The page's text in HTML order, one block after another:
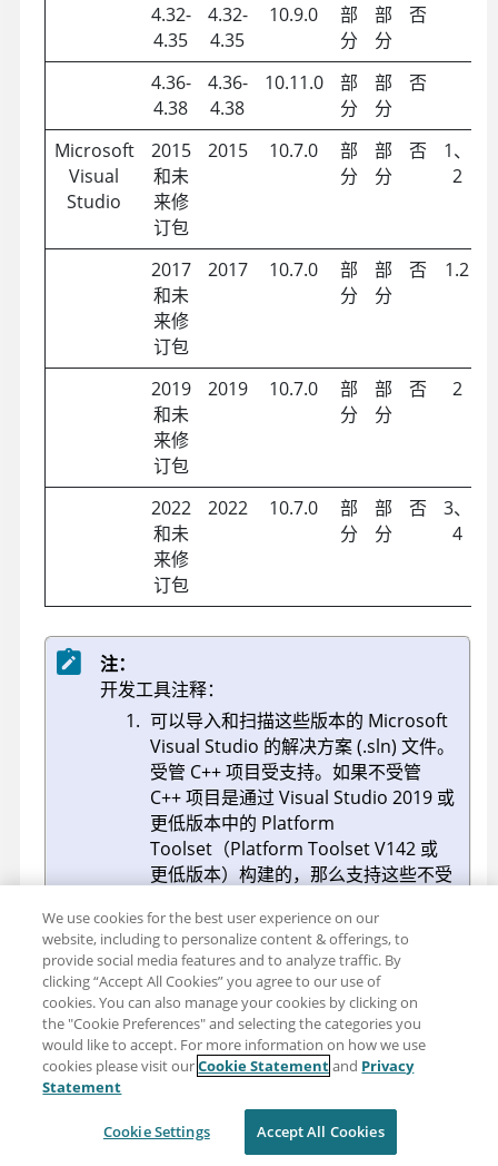
4.32-
4.35
4.32-
4.35
10.9.0
部
分
部
分
否
4.36-
4.38
4.36-
4.38
10.11.0
部
分
部
分
否
Microsoft
Visual
Studio
2015
和未
来修
订包
2015 10.7.0
部
分
部
分
否
1、
2
2017
和未
来修
订包
2017 10.7.0
部
分
部
分
否 1.2
2019
和未
来修
订包
2019 10.7.0
部
分
部
分
否 2
2022
和未
来修
订包
2022 10.7.0
部
分
部
分
否
3、
4
注：
开发工具注释：
可以导入和扫描这些版本的 Microsoft
Visual Studio 的解决方案 (.sln) 文件。
受管 C++ 项目受支持。如果不受管
C++ 项目是通过 Visual Studio 2019 或
更低版本中的 Platform
Toolset（Platform Toolset V142 或
更低版本）构建的，那么支持这些不受
Massive Parallelism (C++ AMP) 语言
扩展。不支持使用 Windows Driver
Kit (WDK) 的应用程序。
不支持 C++ Accelerated Massive
Parallelism (C++ AMP) 语言扩展。
HCL® AppScan® Source 支持 Visual
语言标准模式 (/std:c++14)。HCL®
AppScan® Source 支持 Visual Studio
We use cookies for the best user experience on our
website, including to personalize content & offerings, to
provide social media features and to analyze traffic. By
clicking “Accept All Cookies” you agree to our use of
cookies. You can also manage your cookies by clicking on
the "Cookie Preferences" and selecting the categories you
would like to accept. For more information on how we use
cookies please visit ourCookie Statementand Privacy
Statement
Cookie Settings Accept All Cookies